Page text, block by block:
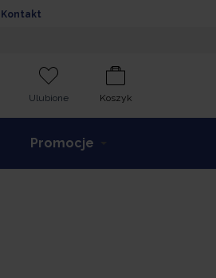
Kontakt
Ulubione Koszyk
Promocje